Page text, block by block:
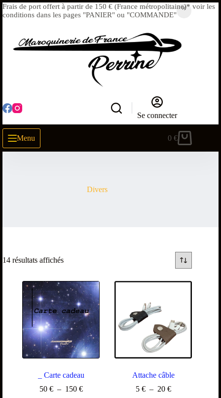
Frais de port offert à partir de 150 € (France métropolitaine)* voir les
conditions dans les pages "PANIER" ou "COMMANDE"
Se connecter
Menu 0€
Divers
14 résultats affichés
_ Carte cadeau
50 € – 150 €
Attache câble
5 € – 20 €